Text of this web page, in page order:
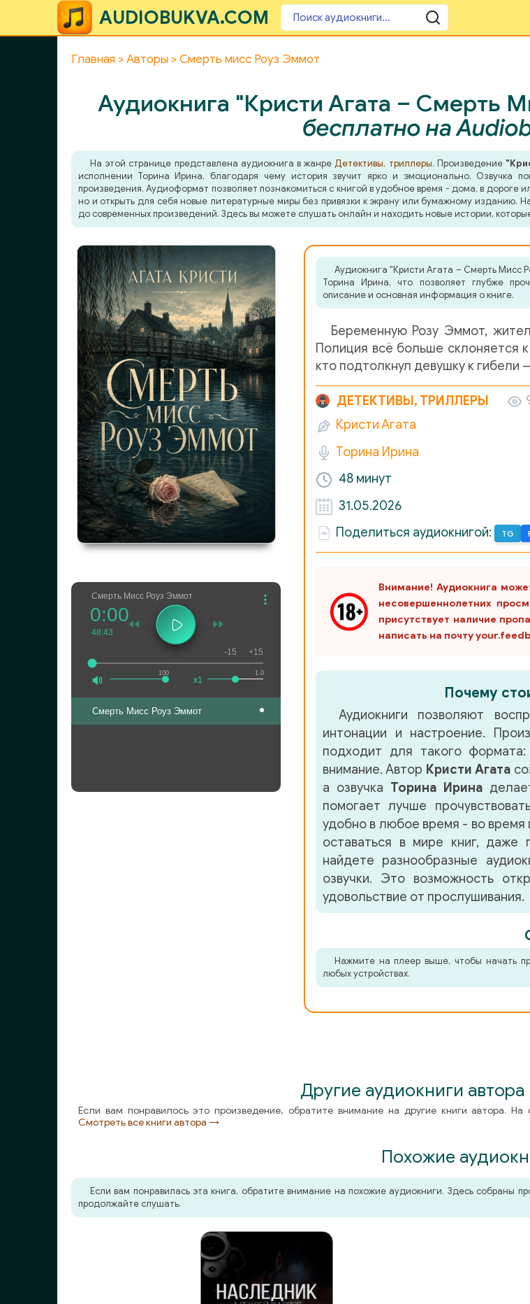
AUDIOBUKVA.COM
Главная Авторы Смерть мисс Роуз Эммот
Аудиокнига "Кристи Агата – Смерть
бесплатно на
На этой странице представлена аудиокнига в жанреДетективы, триллеры. Произведение
исполнении Торина Ирина, благодаря чему история звучит ярко и эмоционально. Озвучка
произведения. Аудиоформат позволяет познакомиться с книгой в удобное время - дома, в дороге
но и открыть для себя новые литературные миры без привязки к экрану или бумажному изданию.
до современных произведений. Здесь вы можете слушать онлайн и находить новые истории,
Смерть Мисс Роуз Эммот
100
0:00
48:43
1.0
x1
-15 +15
Смерть Мисс Роуз Эммот
Аудиокнига "Кристи Агата – Смерть Мисс
Торина Ирина, что позволяет глубже
описание и основная информация о книге.
Беременную Розу Эммот,
Полиция всё больше склоняется
кто подтолкнул девушку к
ДЕТЕКТИВЫ, ТРИЛЛЕРЫ
Кристи Агата
Торина Ирина
48 минут
31.05.2026
Поделиться аудиокнигой:
TG
Внимание! Аудиокнига
несовершеннолетних
присутствует наличие
написать на почту
Почему
Аудиокниги позволяют
интонации и настроение.
подходит для такого
внимание. Автор Кристи Агата
а озвучка Торина Ирина
помогает лучше
удобно в любое время - во время
оставаться в мире книг,
найдете разнообразные
озвучки. Это возможность
удовольствие от прослушивания.
Нажмите на плеер выше, чтобы начать
любых устройствах.
Другие аудиокниги автора
Если вам понравилось это произведение, обратите внимание на другие книги автора.
Смотреть все книги автора →
Похожие
Если вам понравилась эта книга, обратите внимание на похожие аудиокниги. Здесь
продолжайте слушать.